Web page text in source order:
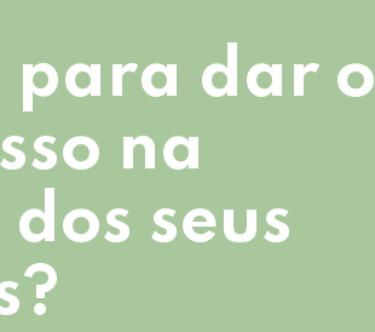
para dar o
na
seus